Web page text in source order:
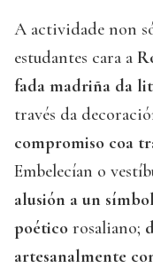
A actividade non
estudantes cara a
fada madriña da
través da
compromiso coa
Embelecían o
alusión a un
poético rosaliano;
artesanalmente